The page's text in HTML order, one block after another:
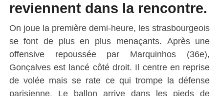
reviennent dans la rencontre.
On joue la première demi-heure, les strasbourgeois
se font de plus en plus menaçants. Après une
offensive repoussée par Marquinhos (36e),
Gonçalves est lancé côté droit. Il centre en reprise
de volée mais se rate ce qui trompe la défense
parisienne. Le ballon arrive dans les pieds de